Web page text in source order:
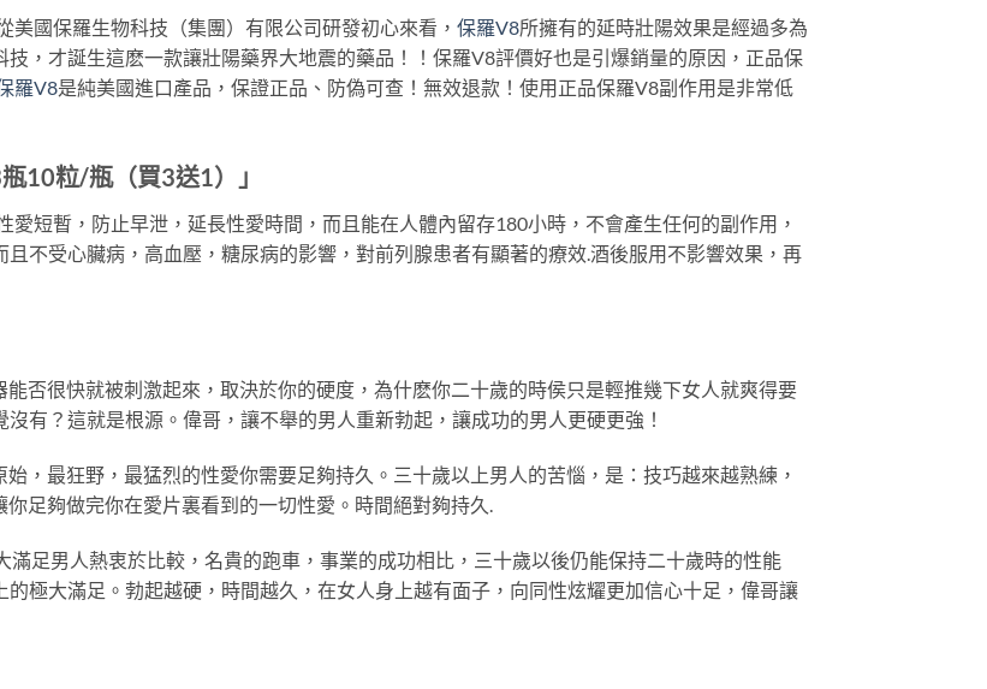
國保羅生物科技（集團）有限公司研發初心來看， 保羅V8所擁有的延時壯陽效果是經過多為
，才誕生這麽一款讓壯陽藥界大地震的藥品！！保羅V8評價好也是引爆銷量的原因，正品保
羅V8是純美國進口產品，保證正品、防偽可查！無效退款！使用正品保羅V8副作用是非常低
10粒/瓶（買3送1）」
短暫，防止早泄，延長性愛時間，而且能在人體內留存180小時，不會產生任何的副作用，
不受心臟病，高血壓，糖尿病的影響，對前列腺患者有顯著的療效.酒後服用不影響效果，再
否很快就被刺激起來，取決於你的硬度，為什麽你二十歲的時侯只是輕推幾下女人就爽得要
有？這就是根源。偉哥，讓不舉的男人重新勃起，讓成功的男人更硬更強！
，最狂野，最猛烈的性愛你需要足夠持久。三十歲以上男人的苦惱，是：技巧越來越熟練，
足夠做完你在愛片裏看到的一切性愛。時間絕對夠持久.
滿足男人熱衷於比較，名貴的跑車，事業的成功相比，三十歲以後仍能保持二十歲時的性能
極大滿足。勃起越硬，時間越久，在女人身上越有面子，向同性炫耀更加信心十足，偉哥讓